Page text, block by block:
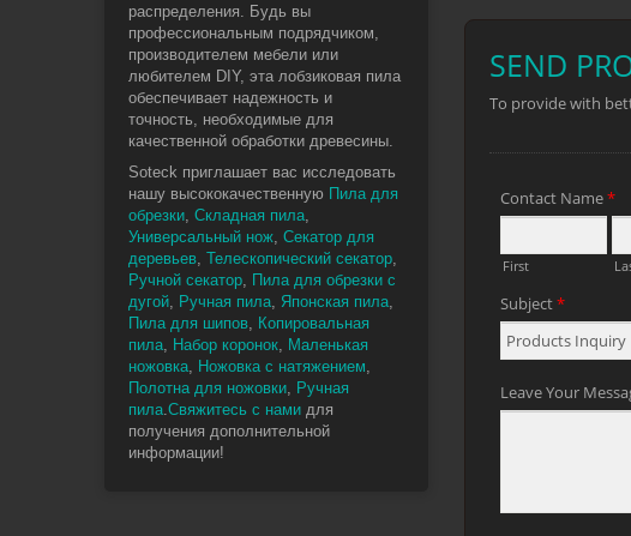
распределения. Будь вы
профессиональным подрядчиком,
производителем мебели или
любителем DIY, эта лобзиковая пила
обеспечивает надежность и
точность, необходимые для
качественной обработки древесины.
Soteck приглашает вас исследовать
нашу высококачественную Пила для
обрезки, Складная пила,
Универсальный нож, Секатор для
деревьев, Телескопический секатор,
Ручной секатор, Пила для обрезки с
дугой, Ручная пила, Японская пила,
Пила для шипов, Копировальная
пила, Набор коронок, Маленькая
ножовка, Ножовка с натяжением,
Полотна для ножовки, Ручная
пила.Свяжитесь с нами для
получения дополнительной
информации!